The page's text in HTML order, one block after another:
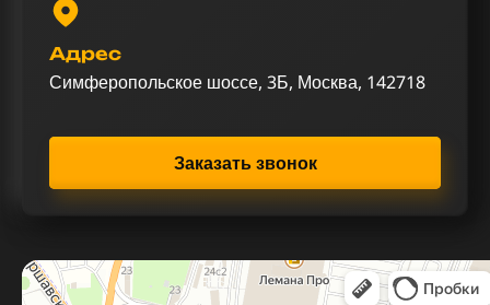
Адрес
Симферопольское шоссе, 3Б, Москва, 142718
Заказать звонок